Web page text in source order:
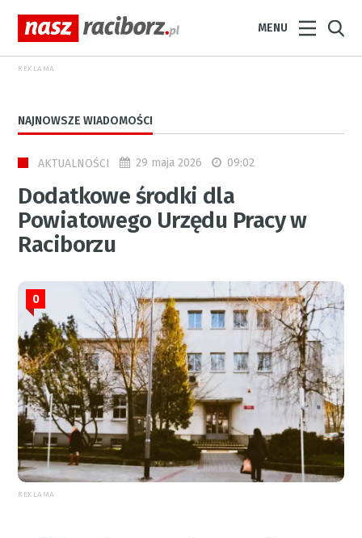
MENU
REKLAMA
NAJNOWSZE WIADOMOŚCI
AKTUALNOŚCI 29 maja 2026 09:02
Dodatkowe środki dla
Powiatowego Urzędu Pracy w
Raciborzu
0
REKLAMA